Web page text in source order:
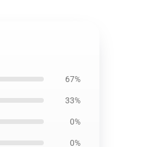
67%
33%
0%
0%